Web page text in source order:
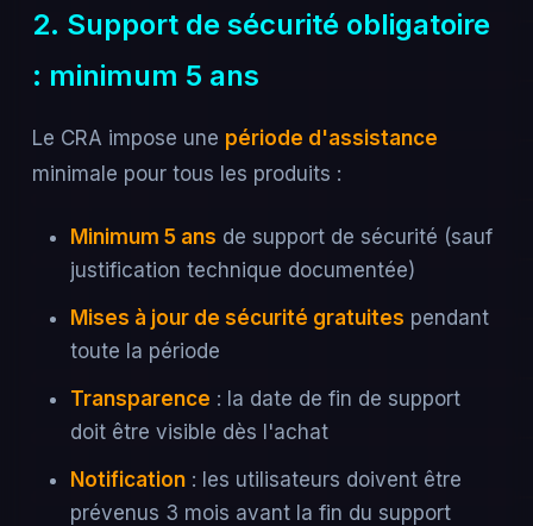
2. Support de sécurité obligatoire
: minimum 5 ans
Le CRA impose une période d'assistance
minimale pour tous les produits :
Minimum 5 ans de support de sécurité (sauf
justification technique documentée)
Mises à jour de sécurité gratuites pendant
toute la période
Transparence : la date de fin de support
doit être visible dès l'achat
Notification: les utilisateurs doivent être
prévenus 3 mois avant la fin du support